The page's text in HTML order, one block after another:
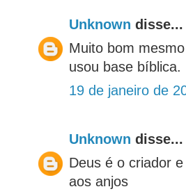
Unknown disse...
Muito bom
usou base bíblica.
19 de janeiro de
Unknown disse...
Deus é o criador
aos anjos